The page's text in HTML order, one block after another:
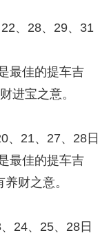
、28、29、31
最佳的提车吉
进宝之意。
、21、27、28日
最佳的提车吉
财之意。
24、25、28日